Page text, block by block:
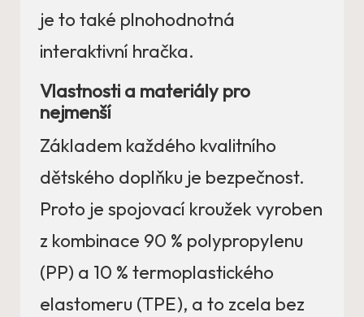
je to také plnohodnotná
interaktivní hračka.
Vlastnosti a materiály pro
nejmenší
Základem každého kvalitního
dětského doplňku je bezpečnost.
Proto je spojovací kroužek vyroben
z kombinace 90 % polypropylenu
(PP) a 10 % termoplastického
elastomeru (TPE), a to zcela bez